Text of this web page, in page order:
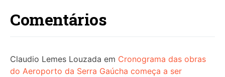
Comentários
Claudio Lemes Louzada em Cronograma das obras
do Aeroporto da Serra Gaúcha começa a ser